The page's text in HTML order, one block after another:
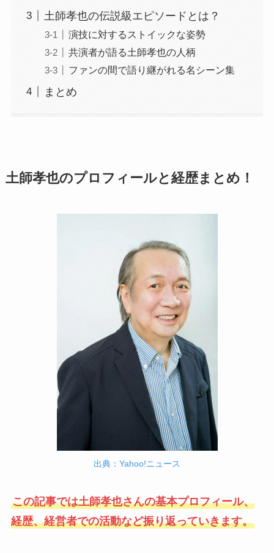
土師孝也の伝説級エピソードとは？
演技に対するストイックな姿勢
共演者が語る土師孝也の人柄
ファンの間で語り継がれる名シーン集
まとめ
土師孝也のプロフィールと経歴まとめ！
出典：Yahoo!ニュース
この記事では土師孝也さんの基本プロフィール、
経歴、経営者での活動など振り返っていきます。